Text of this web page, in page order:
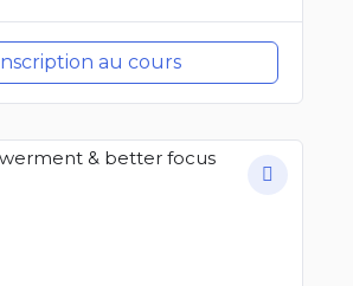
Inscription au cours